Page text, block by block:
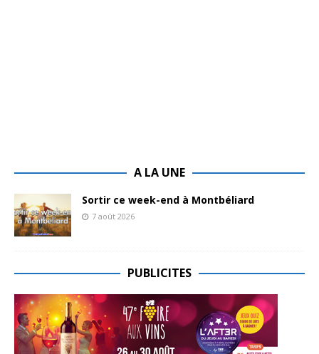
A LA UNE
Sortir ce week-end à Montbéliard
7 août 2026
PUBLICITES